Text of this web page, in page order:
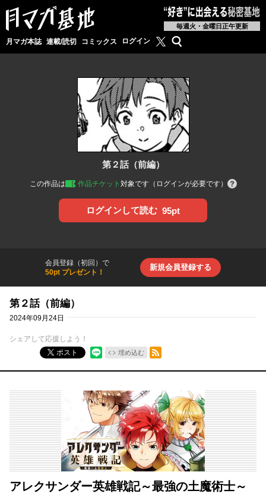
毎週火・金曜日正午更新
月マガ本誌 連載/読切 コミックス ログイン 月マガ基地公式X
検索
第２話（前編）
この作品は 作品チケット 対象です（ログインが必要です）
ログインして読む 95pt
会員登録（初回）で
50pt プレゼント！
新規会員登録する
第２話（前編）
2024年09月24日
シェアして応援しよう！
ポスト
埋め込む
RSSフィード
アレクサンダー英雄戦記～最強の土魔術士～